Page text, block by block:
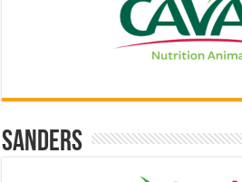
Sanders